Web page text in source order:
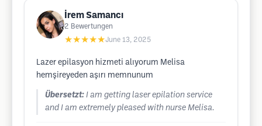
İrem Samancı
2 Bewertungen
★★★★★June 13, 2025
Lazer epilasyon hizmeti alıyorum Melisa
hemşireyeden aşırı memnunum
Übersetzt: I am getting laser epilation service
and I am extremely pleased with nurse Melisa.